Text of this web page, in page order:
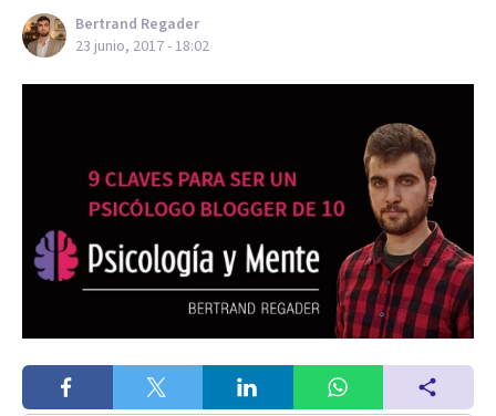
Bertrand Regader
23 junio, 2017 - 18:02